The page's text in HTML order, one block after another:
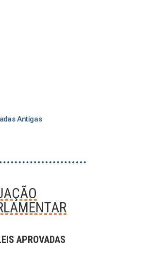
Antigas
APROVADAS